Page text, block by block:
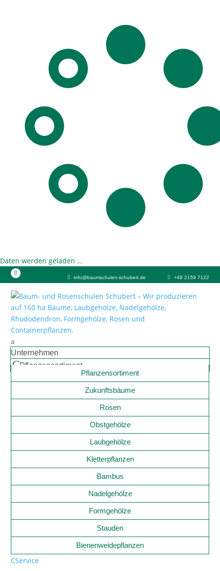
Daten werden geladen ...
info@baumschulen-schubert.de +49 2159 7122
a
Unternehmen
CPflanzensortiment
Pflanzensortiment
Zukunftsbäume
Rosen
Obstgehölze
Laubgehölze
Kletterpflanzen
Bambus
Nadelgehölze
Formgehölze
Stauden
Bienenweidepflanzen
CService